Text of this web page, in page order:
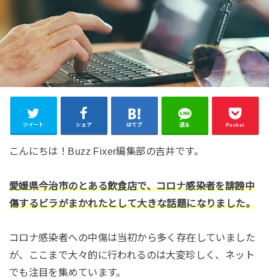
ツイート シェア はてブ 送る Pocket
こんにちは！Buzz Fixer編集部の吉井です。
愛媛県今治市のとある飲食店で、コロナ感染者を誹謗中
傷するビラがまかれたとして大きな話題になりました。
コロナ感染者への中傷は当初から多く存在していました
が、ここまで大々的に行われるのは大変珍しく、ネット
でも注目を集めています。